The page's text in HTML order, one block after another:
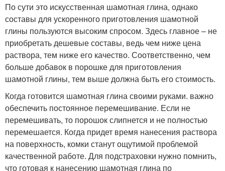
По сути это искусственная шамотная глина, однако
составы для ускоренного приготовления шамотной
глины пользуются высоким спросом. Здесь главное – не
приобретать дешевые составы, ведь чем ниже цена
раствора, тем ниже его качество. Соответственно, чем
больше добавок в порошке для приготовления
шамотной глины, тем выше должна быть его стоимость.
Когда готовится шамотная глина своими руками. важно
обеспечить постоянное перемешивание. Если не
перемешивать, то порошок слипнется и не полностью
перемешается. Когда придет время нанесения раствора
на поверхность, комки станут ощутимой проблемой
качественной работе. Для подстраховки нужно помнить,
что готовая к нанесению шамотная глина по